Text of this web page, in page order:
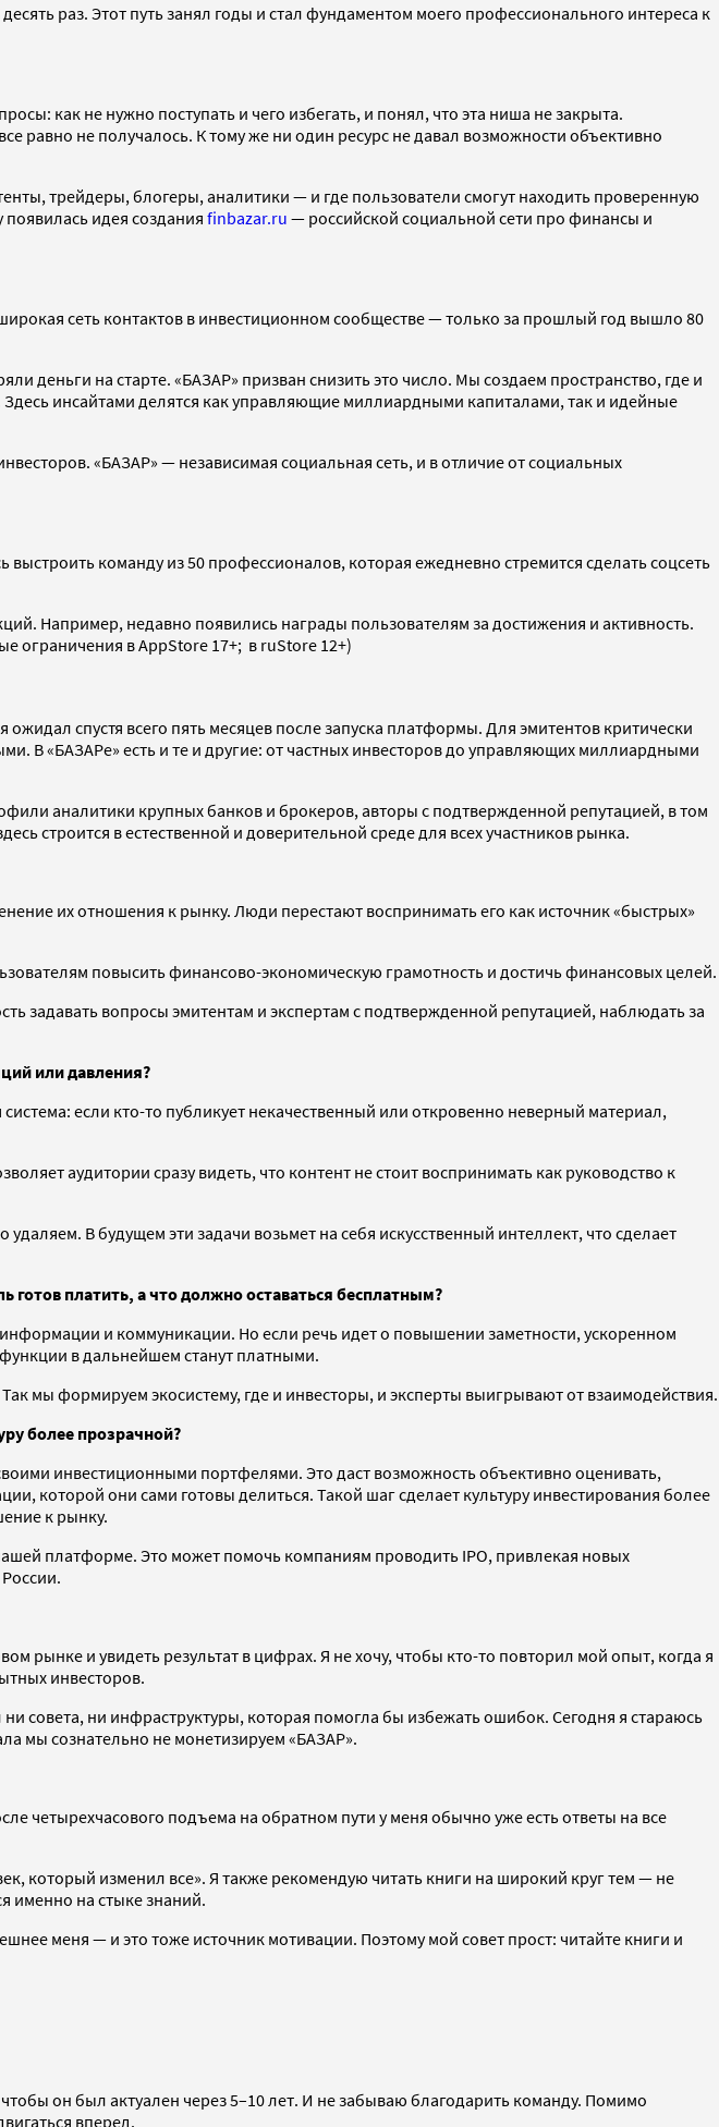
раз. Этот путь занял годы и стал фундаментом моего профессионального интереса к
как не нужно поступать и чего избегать, и понял, что эта ниша не закрыта.
равно не получалось. К тому же ни один ресурс не давал возможности объективно
трейдеры, блогеры, аналитики — и где пользователи смогут находить проверенную
идея создания finbazar.ru — российской социальной сети про финансы и
сеть контактов в инвестиционном сообществе — только за прошлый год вышло 80
на старте. «БАЗАР» призван снизить это число. Мы создаем пространство, где и
инсайтами делятся как управляющие миллиардными капиталами, так и идейные
«БАЗАР» — независимая социальная сеть, и в отличие от социальных
команду из 50 профессионалов, которая ежедневно стремится сделать соцсеть
Например, недавно появились награды пользователям за достижения и активность.
ограничения в AppStore 17+; в ruStore 12+)
спустя всего пять месяцев после запуска платформы. Для эмитентов критически
В «БАЗАРе» есть и те и другие: от частных инвесторов до управляющих миллиардными
аналитики крупных банков и брокеров, авторы с подтвержденной репутацией, в том
строится в естественной и доверительной среде для всех участников рынка.
их отношения к рынку. Люди перестают воспринимать его как источник «быстрых»
повысить финансово-экономическую грамотность и достичь финансовых целей.
вопросы эмитентам и экспертам с подтвержденной репутацией, наблюдать за
или давления?
если кто-то публикует некачественный или откровенно неверный материал,
аудитории сразу видеть, что контент не стоит воспринимать как руководство к
В будущем эти задачи возьмет на себя искусственный интеллект, что сделает
платить, а что должно оставаться бесплатным?
и коммуникации. Но если речь идет о повышении заметности, ускоренном
в дальнейшем станут платными.
мы формируем экосистему, где и инвесторы, и эксперты выигрывают от взаимодействия.
более прозрачной?
инвестиционными портфелями. Это даст возможность объективно оценивать,
которой они сами готовы делиться. Такой шаг сделает культуру инвестирования более
к рынку.
платформе. Это может помочь компаниям проводить IPO, привлекая новых
и увидеть результат в цифрах. Я не хочу, чтобы кто-то повторил мой опыт, когда я
инвесторов.
совета, ни инфраструктуры, которая помогла бы избежать ошибок. Сегодня я стараюсь
мы сознательно не монетизируем «БАЗАР».
подъема на обратном пути у меня обычно уже есть ответы на все
изменил все». Я также рекомендую читать книги на широкий круг тем — не
именно на стыке знаний.
меня — и это тоже источник мотивации. Поэтому мой совет прост: читайте книги и
он был актуален через 5–10 лет. И не забываю благодарить команду. Помимо
вперед.